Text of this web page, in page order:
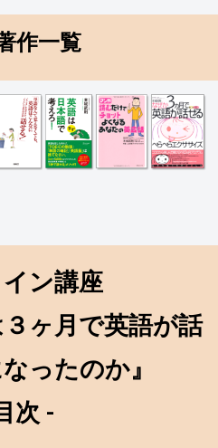
作一覧
ン講座
３ヶ月で英語が話
ったのか』
次 -